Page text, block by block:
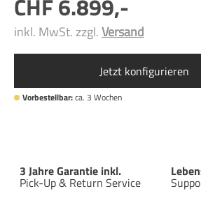
6.899,-
inkl. MwSt. zzgl.Versand
Jetzt konfigurieren
Vorbestellbar:ca. 3 Wochen
3 Jahre Garantie inkl.
Pick-Up & Return Service